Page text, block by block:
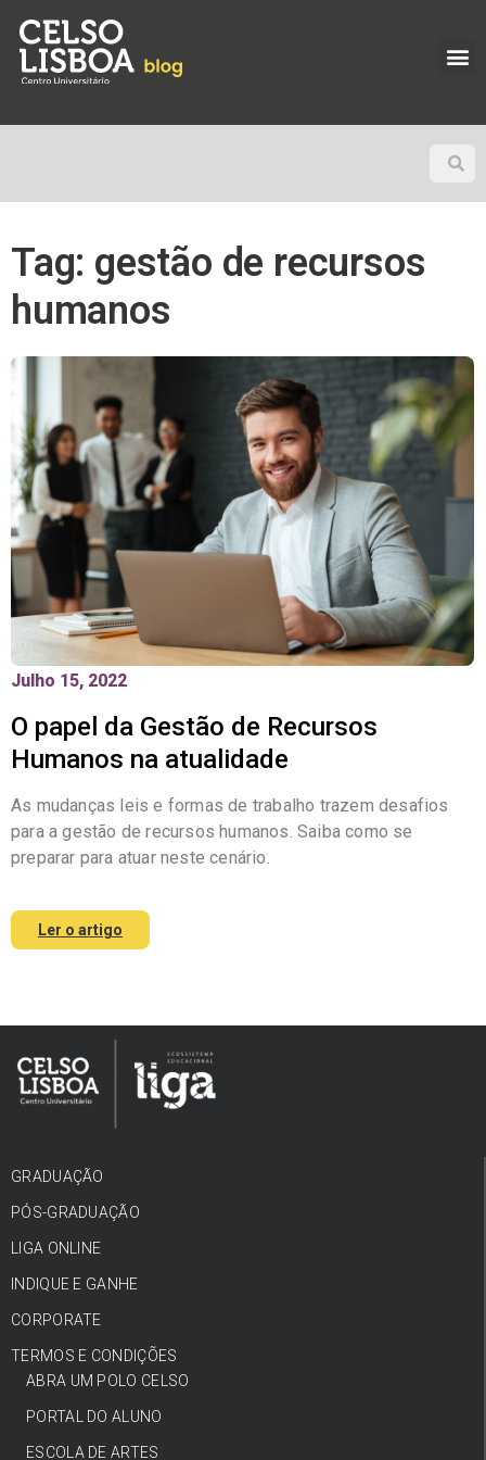
Tag: gestão de recursos
humanos
Julho 15, 2022
O papel da Gestão de Recursos
Humanos na atualidade
As mudanças leis e formas de trabalho trazem desafios
para a gestão de recursos humanos. Saiba como se
preparar para atuar neste cenário.
Ler o artigo
GRADUAÇÃO
PÓS-GRADUAÇÃO
LIGA ONLINE
INDIQUE E GANHE
CORPORATE
TERMOS E CONDIÇÕES
ABRA UM POLO CELSO
PORTAL DO ALUNO
ESCOLA DE ARTES